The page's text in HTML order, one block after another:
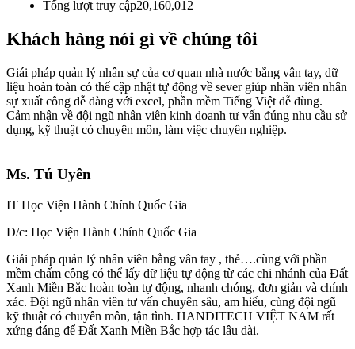
Tổng lượt truy cập20,160,012
Khách hàng nói gì về chúng tôi
Giái pháp quản lý nhân sự của cơ quan nhà nước bằng vân tay, dữ
liệu hoàn toàn có thể cập nhật tự động về sever giúp nhân viên nhân
sự xuất công dễ dàng với excel, phần mềm Tiếng Việt dễ dùng.
Cảm nhận về đội ngũ nhân viên kinh doanh tư vấn đúng nhu cầu sử
dụng, kỹ thuật có chuyên môn, làm việc chuyên nghiệp.
Ms. Tú Uyên
IT Học Viện Hành Chính Quốc Gia
Đ/c: Học Viện Hành Chính Quốc Gia
Giải pháp quản lý nhân viên bằng vân tay , thẻ….cùng với phần
mềm chấm công có thể lấy dữ liệu tự động từ các chi nhánh của Đất
Xanh Miền Bắc hoàn toàn tự động, nhanh chóng, đơn giản và chính
xác. Đội ngũ nhân viên tư vấn chuyên sâu, am hiểu, cùng đội ngũ
kỹ thuật có chuyên môn, tận tình. HANDITECH VIỆT NAM rất
xứng đáng để Đất Xanh Miền Bắc hợp tác lâu dài.